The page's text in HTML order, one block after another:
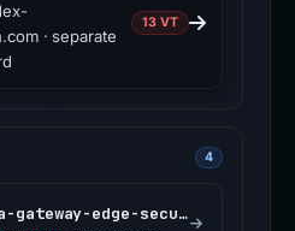
· separate
13 VT
4
jup.ag-alpha-gateway-edge-secure.cloud